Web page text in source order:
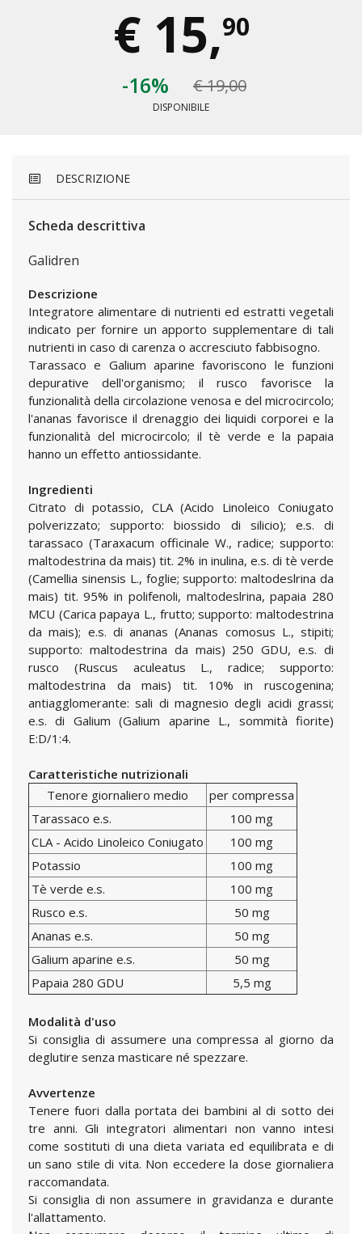
€ 15,90
-16% € 19,00
DISPONIBILE
DESCRIZIONE
Scheda descrittiva
Galidren
Descrizione
Integratore alimentare di nutrienti ed estratti vegetali
indicato per fornire un apporto supplementare di tali
nutrienti in caso di carenza o accresciuto fabbisogno.
Tarassaco e Galium aparine favoriscono le funzioni
depurative dell'organismo; il rusco favorisce la
funzionalità della circolazione venosa e del microcircolo;
l'ananas favorisce il drenaggio dei liquidi corporei e la
funzionalità del microcircolo; il tè verde e la papaia
hanno un effetto antiossidante.
Ingredienti
Citrato di potassio, CLA (Acido Linoleico Coniugato
polverizzato; supporto: biossido di silicio); e.s. di
tarassaco (Taraxacum officinale W., radice; supporto:
maltodestrina da mais) tit. 2% in inulina, e.s. di tè verde
(Camellia sinensis L., foglie; supporto: maltodeslrina da
mais) tit. 95% in polifenoli, maltodeslrina, papaia 280
MCU (Carica papaya L., frutto; supporto: maltodestrina
da mais); e.s. di ananas (Ananas comosus L., stipiti;
supporto: maltodestrina da mais) 250 GDU, e.s. di
rusco (Ruscus aculeatus L., radice; supporto:
maltodestrina da mais) tit. 10% in ruscogenina;
antiagglomerante: sali di magnesio degli acidi grassi;
e.s. di Galium (Galium aparine L., sommità fiorite)
E:D/1:4.
Caratteristiche nutrizionali
Tenore giornaliero medio
per compressa
Tarassaco e.s.
100 mg
CLA - Acido Linoleico Coniugato
100 mg
Potassio
100 mg
Tè verde e.s.
100 mg
Rusco e.s.
50 mg
Ananas e.s.
50 mg
Galium aparine e.s.
50 mg
Papaia 280 GDU
5,5 mg
Modalità d'uso
Si consiglia di assumere una compressa al giorno da
deglutire senza masticare né spezzare.
Avvertenze
Tenere fuori dalla portata dei bambini al di sotto dei
tre anni. Gli integratori alimentari non vanno intesi
come sostituti di una dieta variata ed equilibrata e di
un sano stile di vita. Non eccedere la dose giornaliera
raccomandata.
Si consiglia di non assumere in gravidanza e durante
l'allattamento.